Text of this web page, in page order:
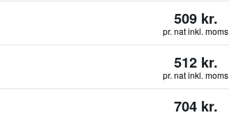
509 kr.
pr. nat inkl. moms
512 kr.
pr. nat inkl. moms
704 kr.